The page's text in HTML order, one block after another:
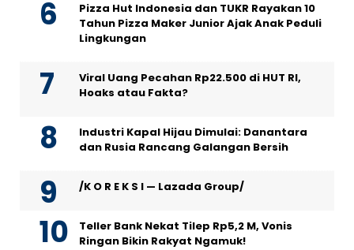
Pizza Hut Indonesia dan TUKR Rayakan 10
Tahun Pizza Maker Junior Ajak Anak Peduli
Lingkungan
Viral Uang Pecahan Rp22.500 di HUT RI,
Hoaks atau Fakta?
Industri Kapal Hijau Dimulai: Danantara
dan Rusia Rancang Galangan Bersih
/K O R E K S I — Lazada Group/
Teller Bank Nekat Tilep Rp5,2 M, Vonis
Ringan Bikin Rakyat Ngamuk!